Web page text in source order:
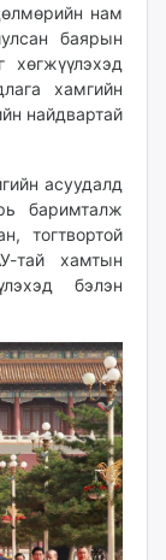
нам
баярын
хөгжүүлэхэд
хамгийн
найдвартай
асуудалд
баримталж
тогтвортой
тай хамтын
бэлэн